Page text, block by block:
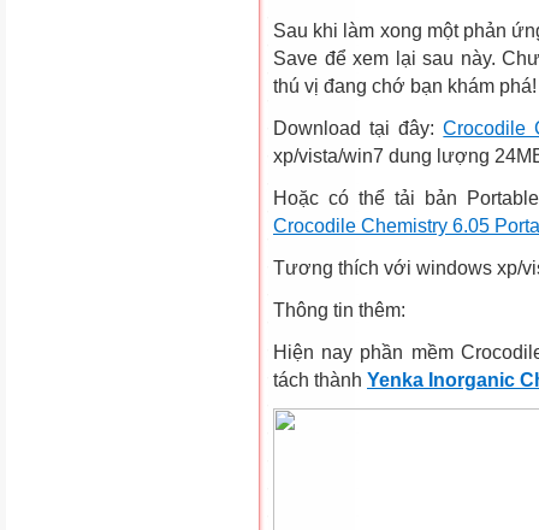
Sau khi làm xong một phản
Save để xem lại sau này.
thú vị đang chớ bạn khám phá!
Download tại đây:Crocodile
xp/vista/win7 dung lượng
Hoặc có thể tải bản
Crocodile Chemistry 6.05
Tương thích với windows xp/
Thông tin thêm:
Hiện nay phần mềm
tách thành Yenka Inorganic